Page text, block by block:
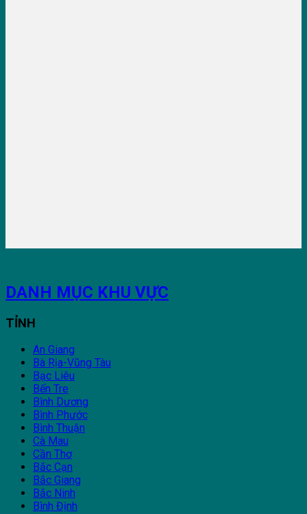
DANH MỤC KHU VỰC
TỈNH
An Giang
Bà Rịa-Vũng Tàu
Bạc Liêu
Bến Tre
Bình Dương
Bình Phước
Bình Thuận
Cà Mau
Cần Thơ
Bắc Cạn
Bắc Giang
Bắc Ninh
Bình Định